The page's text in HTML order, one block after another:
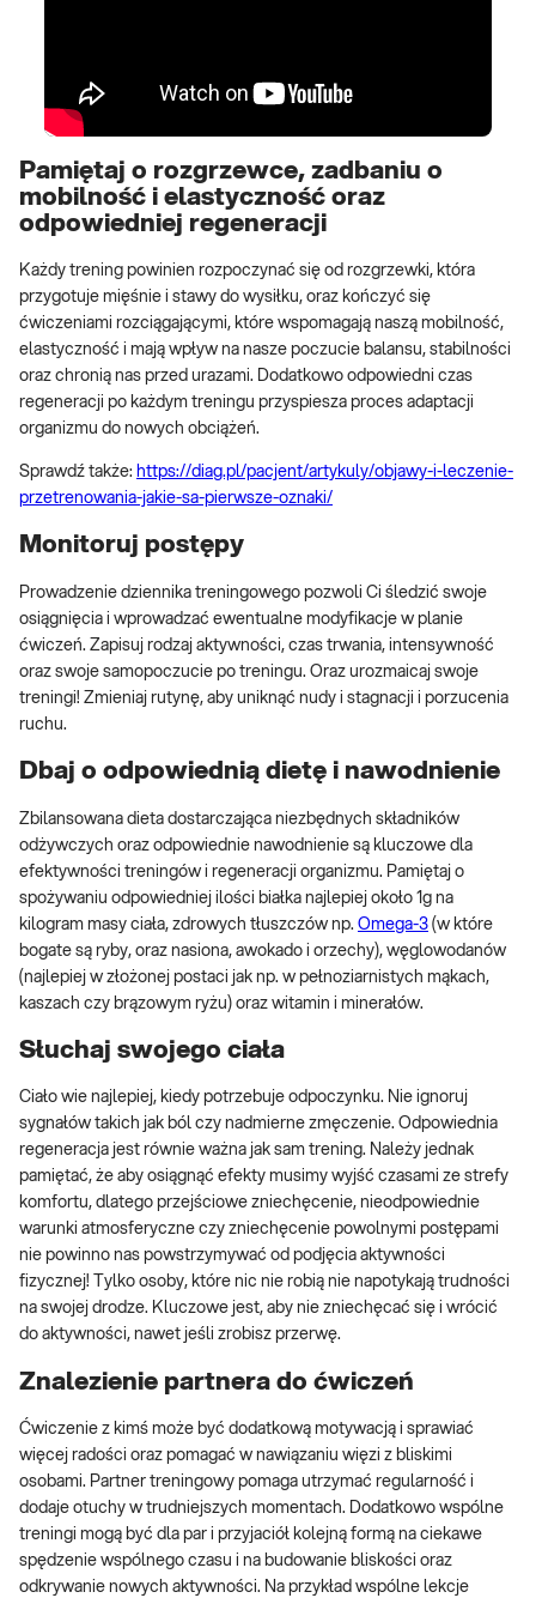
Pamiętaj o rozgrzewce, zadbaniu o
mobilność i elastyczność oraz
odpowiedniej regeneracji
Każdy trening powinien rozpoczynać się od rozgrzewki, która
przygotuje mięśnie i stawy do wysiłku, oraz kończyć się
ćwiczeniami rozciągającymi, które wspomagają naszą mobilność,
elastyczność i mają wpływ na nasze poczucie balansu, stabilności
oraz chronią nas przed urazami. Dodatkowo odpowiedni czas
regeneracji po każdym treningu przyspiesza proces adaptacji
organizmu do nowych obciążeń.
Sprawdź także: https://diag.pl/pacjent/artykuly/objawy-i-leczenie-
przetrenowania-jakie-sa-pierwsze-oznaki/
Monitoruj postępy
Prowadzenie dziennika treningowego pozwoli Ci śledzić swoje
osiągnięcia i wprowadzać ewentualne modyfikacje w planie
ćwiczeń. Zapisuj rodzaj aktywności, czas trwania, intensywność
oraz swoje samopoczucie po treningu. Oraz urozmaicaj swoje
treningi! Zmieniaj rutynę, aby uniknąć nudy i stagnacji i porzucenia
ruchu.
Dbaj o odpowiednią dietę i nawodnienie
Zbilansowana dieta dostarczająca niezbędnych składników
odżywczych oraz odpowiednie nawodnienie są kluczowe dla
efektywności treningów i regeneracji organizmu. Pamiętaj o
spożywaniu odpowiedniej ilości białka najlepiej około 1g na
kilogram masy ciała, zdrowych tłuszczów np. Omega-3 (w które
bogate są ryby, oraz nasiona, awokado i orzechy), węglowodanów
(najlepiej w złożonej postaci jak np. w pełnoziarnistych mąkach,
kaszach czy brązowym ryżu) oraz witamin i minerałów.
Słuchaj swojego ciała
Ciało wie najlepiej, kiedy potrzebuje odpoczynku. Nie ignoruj
sygnałów takich jak ból czy nadmierne zmęczenie. Odpowiednia
regeneracja jest równie ważna jak sam trening. Należy jednak
pamiętać, że aby osiągnąć efekty musimy wyjść czasami ze strefy
komfortu, dlatego przejściowe zniechęcenie, nieodpowiednie
warunki atmosferyczne czy zniechęcenie powolnymi postępami
nie powinno nas powstrzymywać od podjęcia aktywności
fizycznej! Tylko osoby, które nic nie robią nie napotykają trudności
na swojej drodze. Kluczowe jest, aby nie zniechęcać się i wrócić
do aktywności, nawet jeśli zrobisz przerwę.
Znalezienie partnera do ćwiczeń
Ćwiczenie z kimś może być dodatkową motywacją i sprawiać
więcej radości oraz pomagać w nawiązaniu więzi z bliskimi
osobami. Partner treningowy pomaga utrzymać regularność i
dodaje otuchy w trudniejszych momentach. Dodatkowo wspólne
treningi mogą być dla par i przyjaciół kolejną formą na ciekawe
spędzenie wspólnego czasu i na budowanie bliskości oraz
odkrywanie nowych aktywności. Na przykład wspólne lekcje